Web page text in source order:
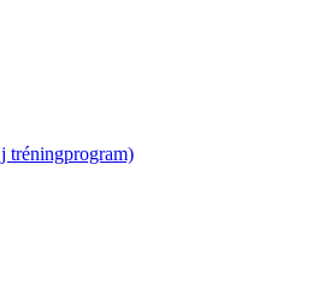
tréningprogram)